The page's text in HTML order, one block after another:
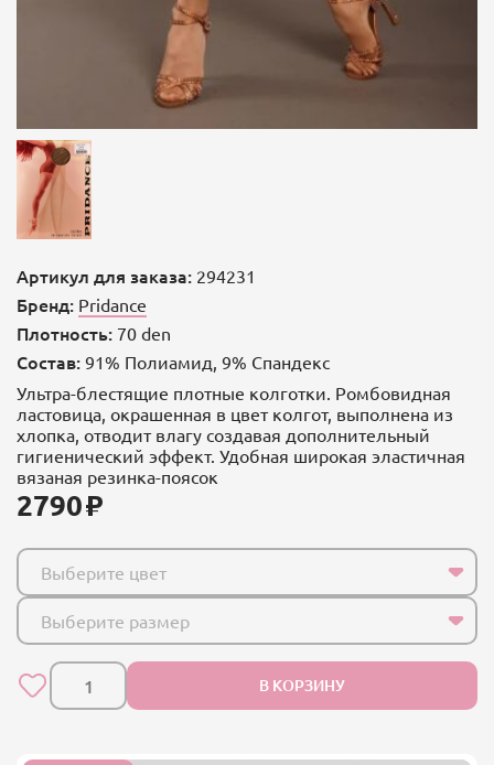
Артикул для заказа: 294231
Бренд: Pridance
Плотность: 70 den
Состав: 91% Полиамид, 9% Спандекс
Ультра-блестящие плотные колготки. Ромбовидная
ластовица, окрашенная в цвет колгот, выполнена из
хлопка, отводит влагу создавая дополнительный
гигиенический эффект. Удобная широкая эластичная
вязаная резинка-поясок
2790
Выберите цвет
Выберите размер
В КОРЗИНУ